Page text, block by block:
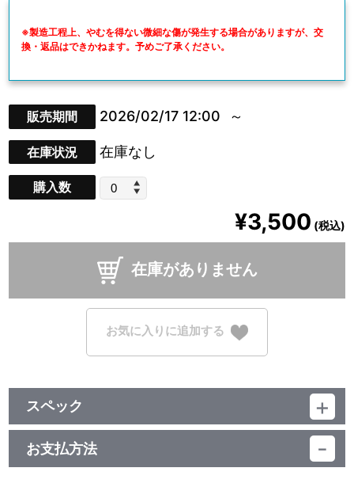
※製造工程上、やむを得ない微細な傷が発生する場合がありますが、交
換・返品はできかねます。予めご了承ください。
販売期間 2026/02/17 12:00
在庫状況 在庫なし
購入数
¥3,500 (税込)
在庫がありません
お気に入りに追加する
スペック
品番：LAMD-82743
素 材：綿100％
サイズ：約 身丈73cm×身幅55cm×肩幅50cm×袖丈22cm
お支払方法